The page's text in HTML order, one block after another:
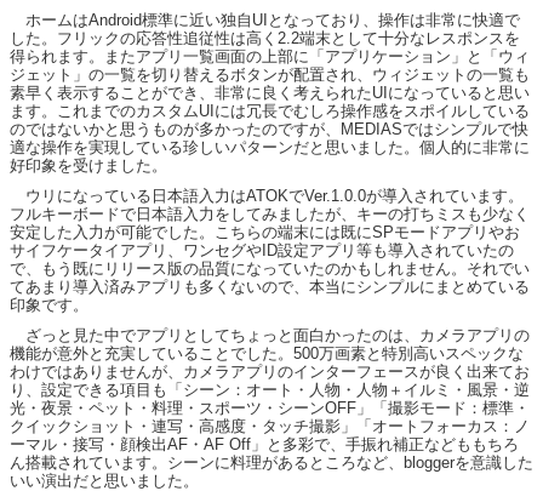
ホームはAndroid標準に近い独自UIとなっており、操作は非常に快適で
した。フリックの応答性追従性は高く2.2端末として十分なレスポンスを
得られます。またアプリ一覧画面の上部に「アプリケーション」と「ウィ
ジェット」の一覧を切り替えるボタンが配置され、ウィジェットの一覧も
素早く表示することができ、非常に良く考えられたUIになっていると思い
ます。これまでのカスタムUIには冗長でむしろ操作感をスポイルしている
のではないかと思うものが多かったのですが、MEDIASではシンプルで快
適な操作を実現している珍しいパターンだと思いました。個人的に非常に
好印象を受けました。
ウリになっている日本語入力はATOKでVer.1.0.0が導入されています。
フルキーボードで日本語入力をしてみましたが、キーの打ちミスも少なく
安定した入力が可能でした。こちらの端末には既にSPモードアプリやお
サイフケータイアプリ、ワンセグやID設定アプリ等も導入されていたの
で、もう既にリリース版の品質になっていたのかもしれません。それでい
てあまり導入済みアプリも多くないので、本当にシンプルにまとめている
印象です。
ざっと見た中でアプリとしてちょっと面白かったのは、カメラアプリの
機能が意外と充実していることでした。500万画素と特別高いスペックな
わけではありませんが、カメラアプリのインターフェースが良く出来てお
り、設定できる項目も「シーン：オート・人物・人物＋イルミ・風景・逆
光・夜景・ペット・料理・スポーツ・シーンOFF」「撮影モード：標準・
クイックショット・連写・高感度・タッチ撮影」「オートフォーカス：ノ
ーマル・接写・顔検出AF・AF Off」と多彩で、手振れ補正などももちろ
ん搭載されています。シーンに料理があるところなど、bloggerを意識した
いい演出だと思いました。